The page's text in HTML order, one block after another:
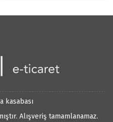
kasabası
Alışveriş tamamlanamaz.